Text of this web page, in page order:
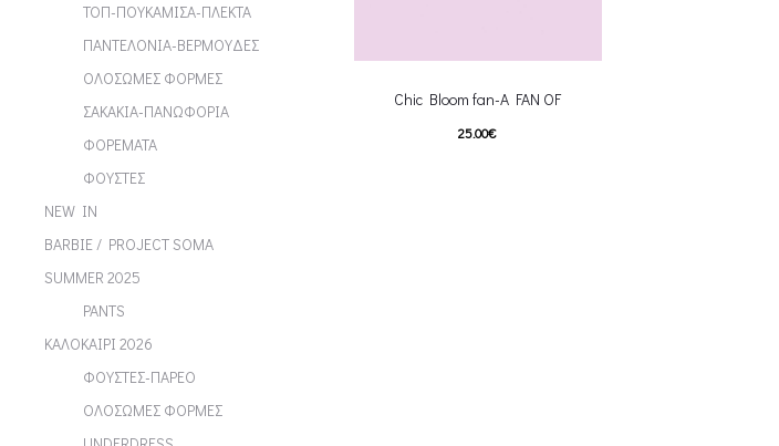
Chic Bloom fan-A FAN OF
25.00€
ΤΟΠ-ΠΟΥΚΑΜΙΣΑ-ΠΛΕΚΤΑ
ΠΑΝΤΕΛΟΝΙΑ-ΒΕΡΜΟΥΔΕΣ
ΟΛΟΣΩΜΕΣ ΦΟΡΜΕΣ
ΣΑΚΑΚΙΑ-ΠΑΝΩΦΟΡΙΑ
ΦΟΡΕΜΑΤΑ
ΦΟΥΣΤΕΣ
NEW IN
BARBIE / PROJECT SOMA
SUMMER 2025
PANTS
ΚΑΛΟΚΑΙΡΙ 2026
ΦΟΥΣΤΕΣ-ΠΑΡΕΟ
ΟΛΟΣΩΜΕΣ ΦΟΡΜΕΣ